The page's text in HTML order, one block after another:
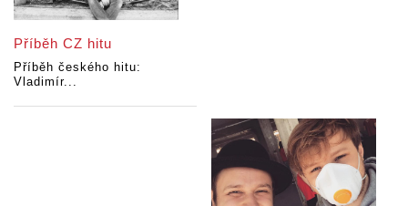
Příběh CZ hitu
Příběh českého hitu:
Vladimír...